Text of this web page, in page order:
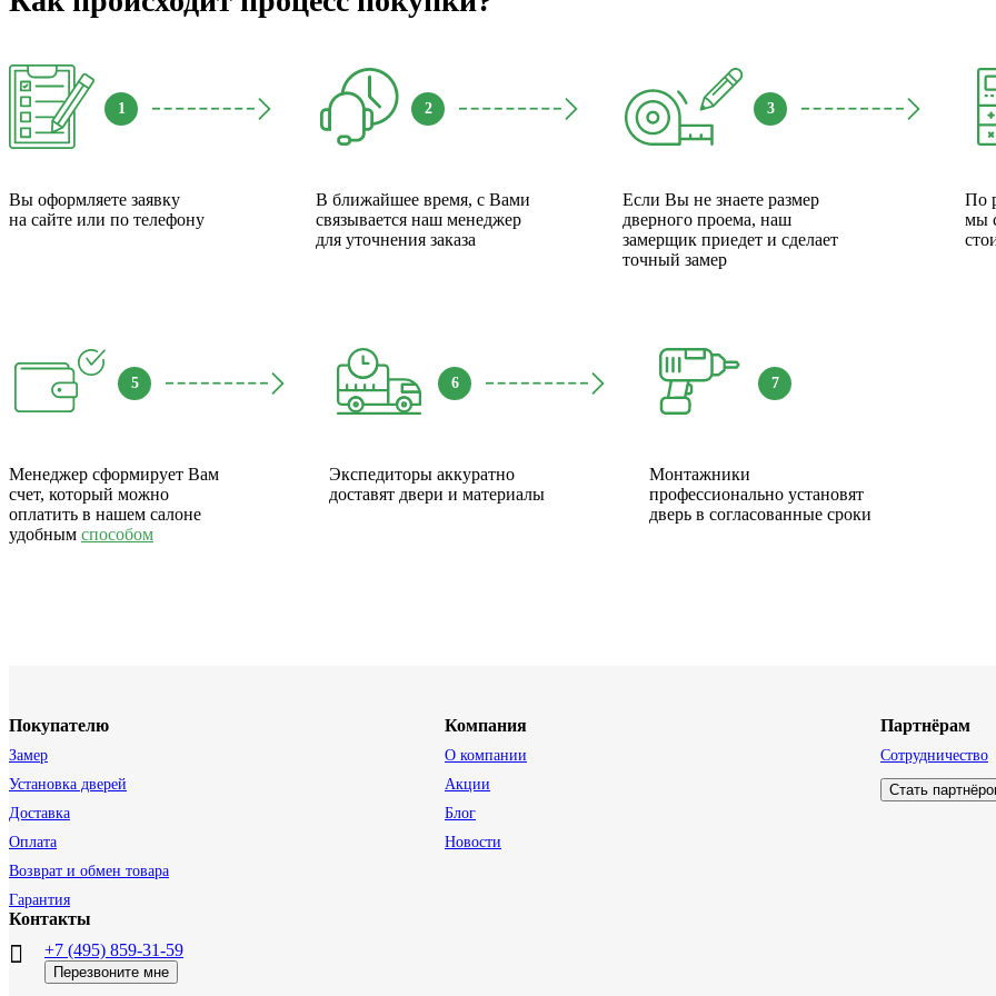
1
Вы оформляете заявку
на сайте или по телефону
2
В ближайшее время, с Вами
связывается наш менеджер
для уточнения заказа
3
Если Вы не знаете размер
дверного проема, наш
замерщик приедет и сделает
точный замер
По
мы
5
Менеджер сформирует Вам
счет, который можно
оплатить в нашем салоне
удобным способом
6
Экспедиторы аккуратно
доставят двери и материалы
7
Монтажники
профессионально установят
дверь в согласованные сроки
Покупателю
Замер
Установка дверей
Доставка
Оплата
Возврат и обмен товара
Гарантия
Компания
О компании
Акции
Блог
Новости
Партнёрам
Сотрудничество
Стать
Контакты
+7 (495) 859-31-59
Перезвоните мне